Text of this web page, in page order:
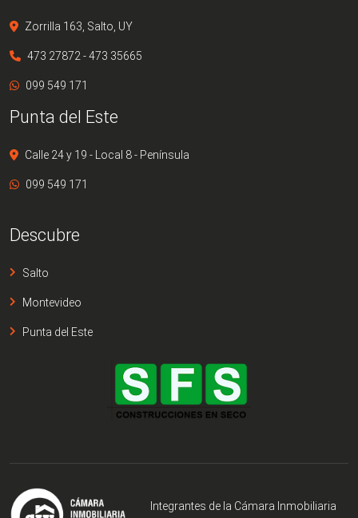
Zorrilla 163, Salto, UY
473 27872 - 473 35665
099 549 171
Punta del Este
Calle 24 y 19 - Local 8 - Península
099 549 171
Descubre
Salto
Montevideo
Punta del Este
Integrantes de la Cámara Inmobiliaria